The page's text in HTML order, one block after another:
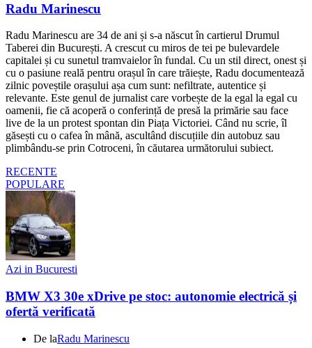
Radu Marinescu
Radu Marinescu are 34 de ani și s-a născut în cartierul Drumul
Taberei din București. A crescut cu miros de tei pe bulevardele
capitalei și cu sunetul tramvaielor în fundal. Cu un stil direct, onest și
cu o pasiune reală pentru orașul în care trăiește, Radu documentează
zilnic poveștile orașului așa cum sunt: nefiltrate, autentice și
relevante. Este genul de jurnalist care vorbește de la egal la egal cu
oamenii, fie că acoperă o conferință de presă la primărie sau face
live de la un protest spontan din Piața Victoriei. Când nu scrie, îl
găsești cu o cafea în mână, ascultând discuțiile din autobuz sau
plimbându-se prin Cotroceni, în căutarea următorului subiect.
RECENTE
POPULARE
Azi in Bucuresti
BMW X3 30e xDrive pe stoc: autonomie electrică și
ofertă verificată
De laRadu Marinescu